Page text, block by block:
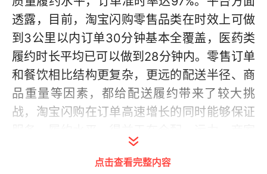
透露，目前，淘宝闪购零售品类在时效上可做
到3公里以内订单30分钟基本全覆盖，医药类
履约时长平均已可以做到28分钟内。零售订单
和餐饮相比结构更复杂，更远的配送半径、商
品重量等因素，都给配送履约带来了较大挑
战，淘宝闪购在订单高速增长的同时能够保证
点击查看完整内容